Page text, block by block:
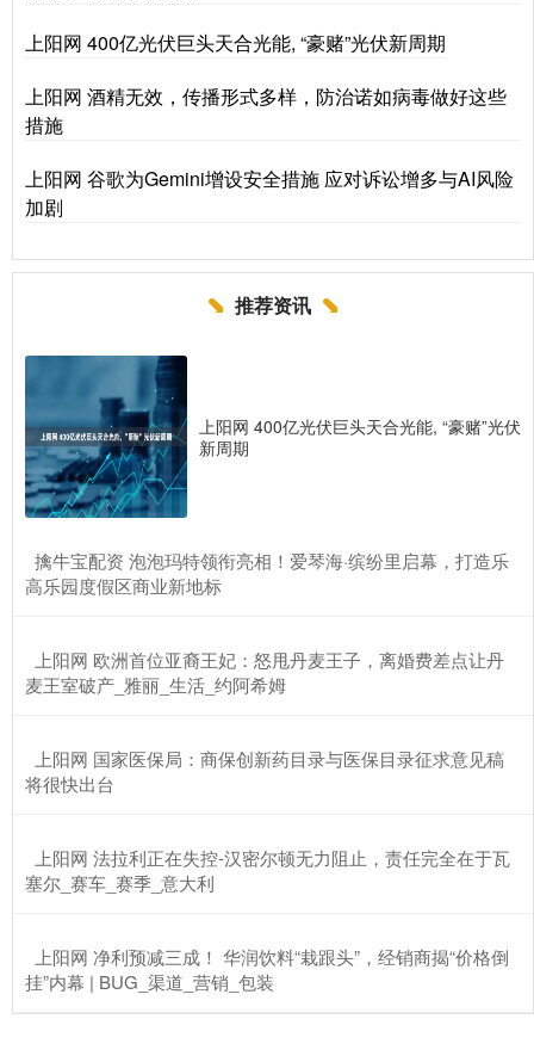
上阳网 400亿光伏巨头天合光能, “豪赌”光伏新周期
上阳网 酒精无效，传播形式多样，防治诺如病毒做好这些
措施
上阳网 谷歌为Gemini增设安全措施 应对诉讼增多与AI风险
加剧
推荐资讯
上阳网 400亿光伏巨头天合光能, “豪赌”光伏
新周期
​擒牛宝配资 泡泡玛特领衔亮相！爱琴海·缤纷里启幕，打造乐
高乐园度假区商业新地标
​上阳网 欧洲首位亚裔王妃：怒甩丹麦王子，离婚费差点让丹
麦王室破产_雅丽_生活_约阿希姆
​上阳网 国家医保局：商保创新药目录与医保目录征求意见稿
将很快出台
​上阳网 法拉利正在失控-汉密尔顿无力阻止，责任完全在于瓦
塞尔_赛车_赛季_意大利
​上阳网 净利预减三成！ 华润饮料“栽跟头”，经销商揭“价格倒
挂”内幕 | BUG_渠道_营销_包装